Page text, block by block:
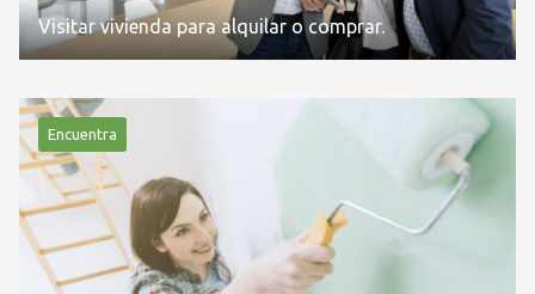
Visitar vivienda para alquilar o comprar.
Encuentra